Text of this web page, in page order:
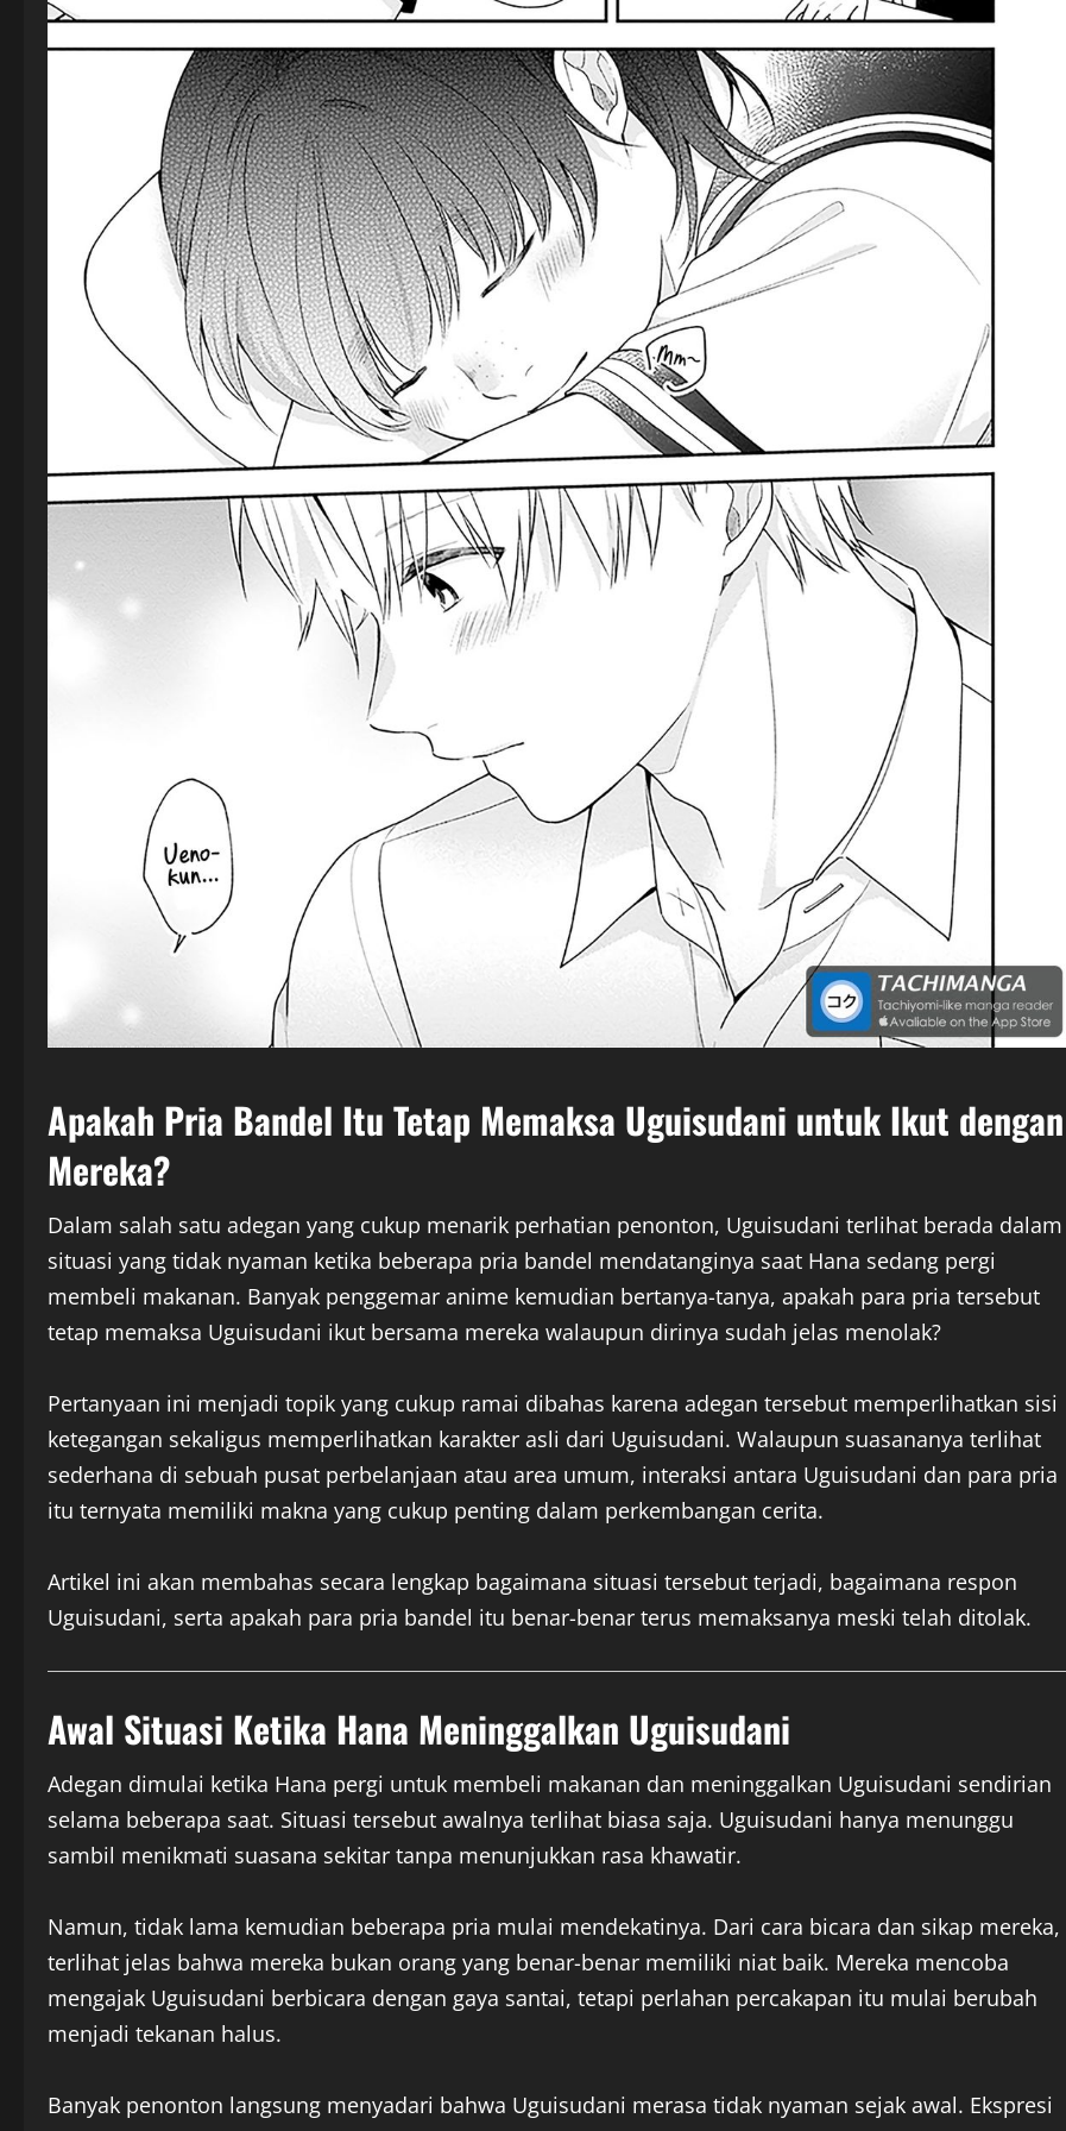
Apakah Pria Bandel Itu Tetap Memaksa Uguisudani untuk Ikut dengan
Mereka?
Dalam salah satu adegan yang cukup menarik perhatian penonton, Uguisudani terlihat berada dalam
situasi yang tidak nyaman ketika beberapa pria bandel mendatanginya saat Hana sedang pergi
membeli makanan. Banyak penggemar anime kemudian bertanya-tanya, apakah para pria tersebut
tetap memaksa Uguisudani ikut bersama mereka walaupun dirinya sudah jelas menolak?
Pertanyaan ini menjadi topik yang cukup ramai dibahas karena adegan tersebut memperlihatkan sisi
ketegangan sekaligus memperlihatkan karakter asli dari Uguisudani. Walaupun suasananya terlihat
sederhana di sebuah pusat perbelanjaan atau area umum, interaksi antara Uguisudani dan para pria
itu ternyata memiliki makna yang cukup penting dalam perkembangan cerita.
Artikel ini akan membahas secara lengkap bagaimana situasi tersebut terjadi, bagaimana respon
Uguisudani, serta apakah para pria bandel itu benar-benar terus memaksanya meski telah ditolak.
Awal Situasi Ketika Hana Meninggalkan Uguisudani
Adegan dimulai ketika Hana pergi untuk membeli makanan dan meninggalkan Uguisudani sendirian
selama beberapa saat. Situasi tersebut awalnya terlihat biasa saja. Uguisudani hanya menunggu
sambil menikmati suasana sekitar tanpa menunjukkan rasa khawatir.
Namun, tidak lama kemudian beberapa pria mulai mendekatinya. Dari cara bicara dan sikap mereka,
terlihat jelas bahwa mereka bukan orang yang benar-benar memiliki niat baik. Mereka mencoba
mengajak Uguisudani berbicara dengan gaya santai, tetapi perlahan percakapan itu mulai berubah
menjadi tekanan halus.
Banyak penonton langsung menyadari bahwa Uguisudani merasa tidak nyaman sejak awal. Ekspresi